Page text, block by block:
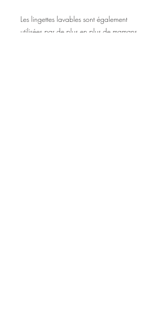
Les lingettes lavables sont également
utilisées par de plus en plus de mamans,